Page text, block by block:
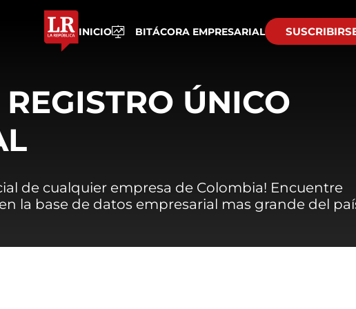
INICIO BITÁCORA EMPRESARIAL
ÚNICO
de cualquier empresa de Colombia! Encuentre
la base de datos empresarial mas grande del